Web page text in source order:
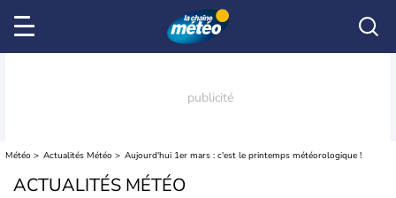
Météo Actualités Météo Aujourd'hui 1er mars : c'est le printemps météorologique !
ACTUALITÉS MÉTÉO